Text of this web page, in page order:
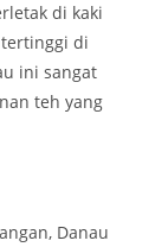
di kaki
di
ini sangat
teh yang
Danau